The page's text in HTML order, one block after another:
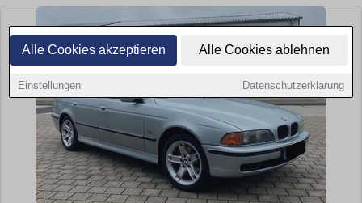
Alle Cookies akzeptieren Alle Cookies ablehnen
Einstellungen Datenschutzerklärung